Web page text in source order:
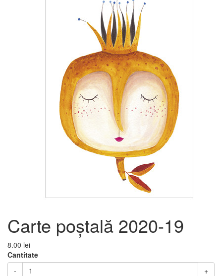
Carte poștală 2020-19
8.00 lei
Cantitate
-
+